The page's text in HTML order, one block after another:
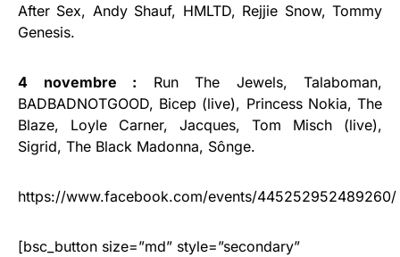
After Sex, Andy Shauf, HMLTD, Rejjie Snow, Tommy
Genesis.
4 novembre : Run The Jewels, Talaboman,
BADBADNOTGOOD, Bicep (live), Princess Nokia, The
Blaze, Loyle Carner, Jacques, Tom Misch (live),
Sigrid, The Black Madonna, Sônge.
https://www.facebook.com/events/445252952489260/
[bsc_button size=”md” style=”secondary”